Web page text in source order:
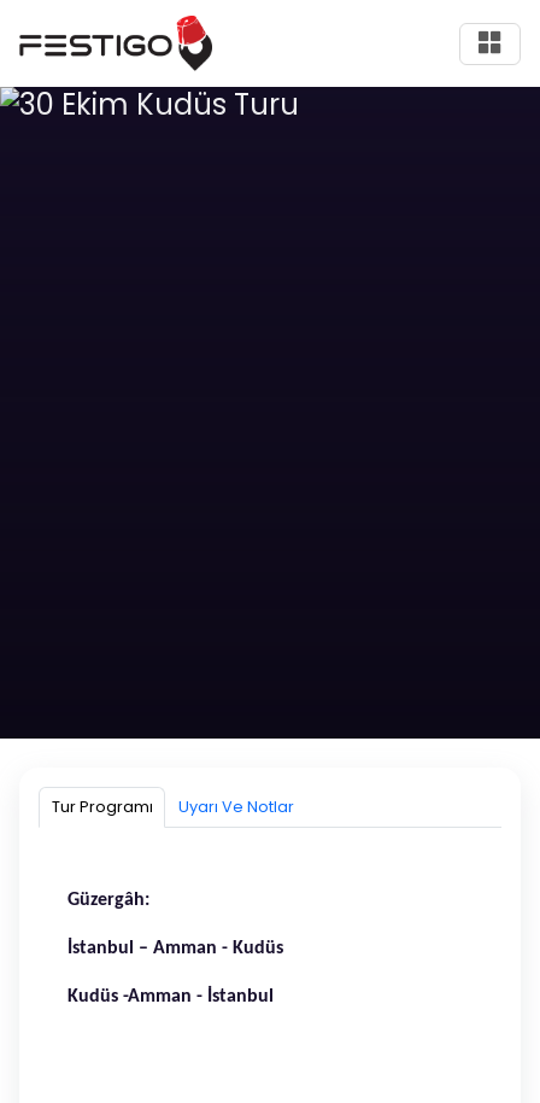
KONTENJAN DOLMUŞTUR.
30 EKIM 2025 - 03 KASIM 2025
Hemen Ara!
Tur Programı Uyarı Ve Notlar
Güzergâh:
İstanbul – Amman - Kudüs
Kudüs -Amman - İstanbul